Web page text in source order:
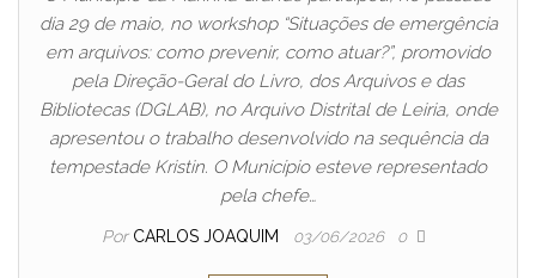
dia 29 de maio, no workshop “Situações de emergência
em arquivos: como prevenir, como atuar?”, promovido
pela Direção-Geral do Livro, dos Arquivos e das
Bibliotecas (DGLAB), no Arquivo Distrital de Leiria, onde
apresentou o trabalho desenvolvido na sequência da
tempestade Kristin. O Município esteve representado
pela chefe…
Por CARLOS JOAQUIM 03/06/2026 0